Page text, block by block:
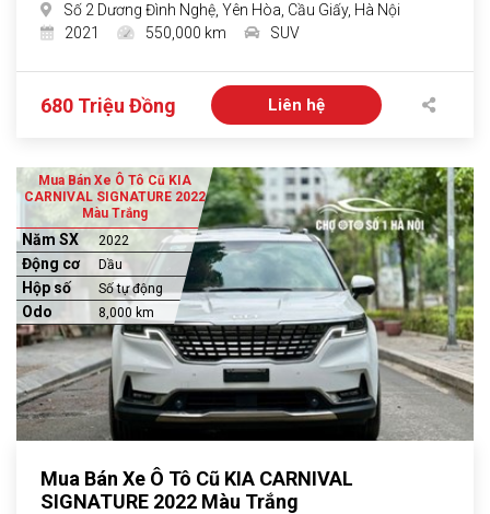
Số 2 Dương Đình Nghệ, Yên Hòa, Cầu Giấy, Hà Nội
2021
550,000 km SUV
680 Triệu Đồng Liên hệ
Mua Bán Xe Ô Tô Cũ KIA
CARNIVAL SIGNATURE 2022
Màu Trắng
Năm SX 2022
Động cơ Dầu
Hộp số Số tự động
Odo 8,000 km
Mua Bán Xe Ô Tô Cũ KIA CARNIVAL
SIGNATURE 2022 Màu Trắng